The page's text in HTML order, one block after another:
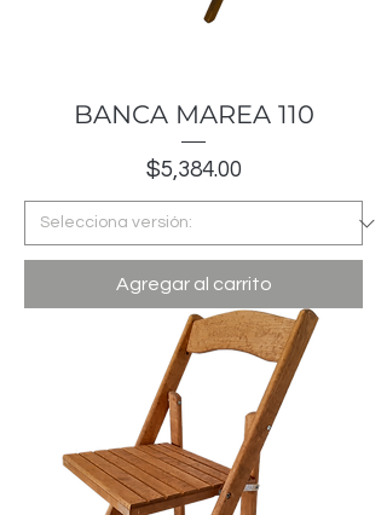
BANCA MAREA 110
Precio
$5,384.00
Agregar al carrito